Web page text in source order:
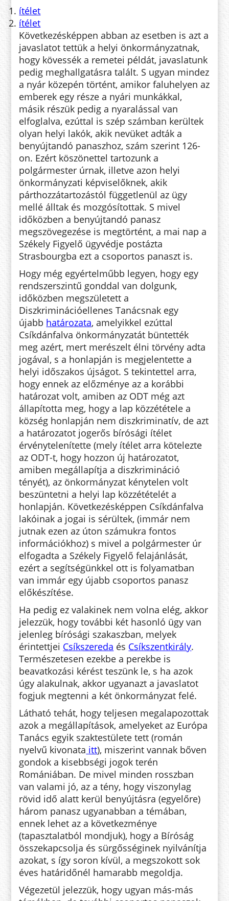
ítélet
ítélet
Következésképpen abban az esetben is azt a
javaslatot tettük a helyi önkormányzatnak,
hogy kövessék a remetei példát, javaslatunk
pedig meghallgatásra talált. S ugyan mindez
a nyár közepén történt, amikor faluhelyen az
emberek egy része a nyári munkákkal,
másik részük pedig a nyaralással van
elfoglalva, ezúttal is szép számban kerültek
olyan helyi lakók, akik nevüket adták a
benyújtandó panaszhoz, szám szerint 126-
on. Ezért köszönettel tartozunk a
polgármester úrnak, illetve azon helyi
önkormányzati képviselőknek, akik
párthozzátartozástól függetlenül az ügy
mellé álltak és mozgósítottak. S mivel
időközben a benyújtandó panasz
megszövegezése is megtörtént, a mai nap a
Székely Figyelő ügyvédje postázta
Strasbourgba ezt a csoportos panaszt is.
Hogy még egyértelműbb legyen, hogy egy
rendszerszintű gonddal van dolgunk,
időközben megszületett a
Diszkriminációellenes Tanácsnak egy
újabb határozata, amelyikkel ezúttal
Csíkdánfalva önkormányzatát büntették
meg azért, mert merészelt élni törvény adta
jogával, s a honlapján is megjelentette a
helyi időszakos újságot. S tekintettel arra,
hogy ennek az előzménye az a korábbi
határozat volt, amiben az ODT még azt
állapította meg, hogy a lap közzététele a
község honlapján nem diszkriminatív, de azt
a határozatot jogerős bírósági ítélet
érvénytelenítette (mely ítélet arra kötelezte
az ODT-t, hogy hozzon új határozatot,
amiben megállapítja a diszkrimináció
tényét), az önkormányzat kénytelen volt
beszüntetni a helyi lap közzétételét a
honlapján. Következésképpen Csíkdánfalva
lakóinak a jogai is sérültek, (immár nem
jutnak ezen az úton számukra fontos
információkhoz) s mivel a polgármester úr
elfogadta a Székely Figyelő felajánlását,
ezért a segítségünkkel ott is folyamatban
van immár egy újabb csoportos panasz
előkészítése.
Ha pedig ez valakinek nem volna elég, akkor
jelezzük, hogy további két hasonló ügy van
jelenleg bírósági szakaszban, melyek
érintettjei Csíkszereda és Csíkszentkirály.
Természetesen ezekbe a perekbe is
beavatkozási kérést teszünk le, s ha azok
úgy alakulnak, akkor ugyanazt a javaslatot
fogjuk megtenni a két önkormányzat felé.
Látható tehát, hogy teljesen megalapozottak
azok a megállapítások, amelyeket az Európa
Tanács egyik szaktestülete tett (román
nyelvű kivonata itt), miszerint vannak bőven
gondok a kisebbségi jogok terén
Romániában. De mivel minden rosszban
van valami jó, az a tény, hogy viszonylag
rövid idő alatt kerül benyújtásra (egyelőre)
három panasz ugyanabban a témában,
ennek lehet az a következménye
(tapasztalatból mondjuk), hogy a Bíróság
összekapcsolja és sürgősséginek nyilvánítja
azokat, s így soron kívül, a megszokott sok
éves határidőnél hamarabb megoldja.
Végezetül jelezzük, hogy ugyan más-más